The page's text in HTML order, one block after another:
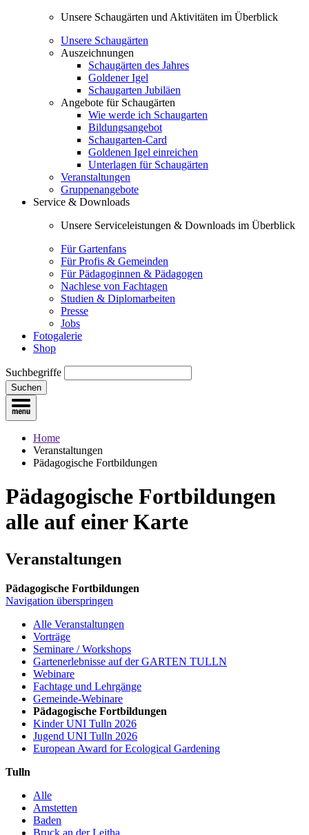
Unsere Schaugärten und Aktivitäten im Überblick
Unsere Schaugärten
Auszeichnungen
Schaugärten des Jahres
Goldener Igel
Schaugarten Jubiläen
Angebote für Schaugärten
Wie werde ich Schaugarten
Bildungsangebot
Schaugarten-Card
Goldenen Igel einreichen
Unterlagen für Schaugärten
Veranstaltungen
Gruppenangebote
Service & Downloads
Unsere Serviceleistungen & Downloads im Überblick
Für Gartenfans
Für Profis & Gemeinden
Für Pädagoginnen & Pädagogen
Nachlese von Fachtagen
Studien & Diplomarbeiten
Presse
Jobs
Fotogalerie
Shop
Suchbegriffe
Suchen
Home
Veranstaltungen
Pädagogische Fortbildungen
Pädagogische Fortbildungen
alle auf einer Karte
Veranstaltungen
Pädagogische Fortbildungen
Navigation überspringen
Alle Veranstaltungen
Vorträge
Seminare / Workshops
Gartenerlebnisse auf der GARTEN TULLN
Webinare
Fachtage und Lehrgänge
Gemeinde-Webinare
Pädagogische Fortbildungen
Kinder UNI Tulln 2026
Jugend UNI Tulln 2026
European Award for Ecological Gardening
Tulln
Alle
Amstetten
Baden
Bruck an der Leitha